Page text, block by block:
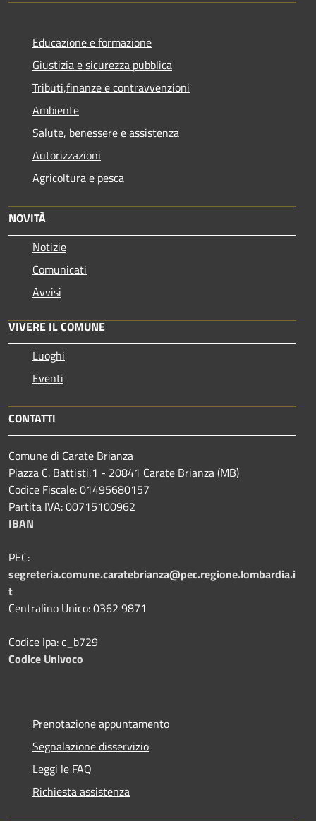
Educazione e formazione
Giustizia e sicurezza pubblica
Tributi,finanze e contravvenzioni
Ambiente
Salute, benessere e assistenza
Autorizzazioni
Agricoltura e pesca
NOVITÀ
Notizie
Comunicati
Avvisi
VIVERE IL COMUNE
Luoghi
Eventi
CONTATTI
Comune di Carate Brianza
Piazza C. Battisti,1 - 20841 Carate Brianza (MB)
Codice Fiscale: 01495680157
Partita IVA: 00715100962
IBAN
PEC:
segreteria.comune.caratebrianza@pec.regione.lombardia.i
t
Centralino Unico: 0362 9871
Codice Ipa: c_b729
Codice Univoco
Prenotazione appuntamento
Segnalazione disservizio
Leggi le FAQ
Richiesta assistenza